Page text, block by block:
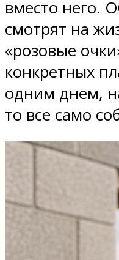
вместо него.
смотрят на
«розовые
конкретных
одним днем,
то все само